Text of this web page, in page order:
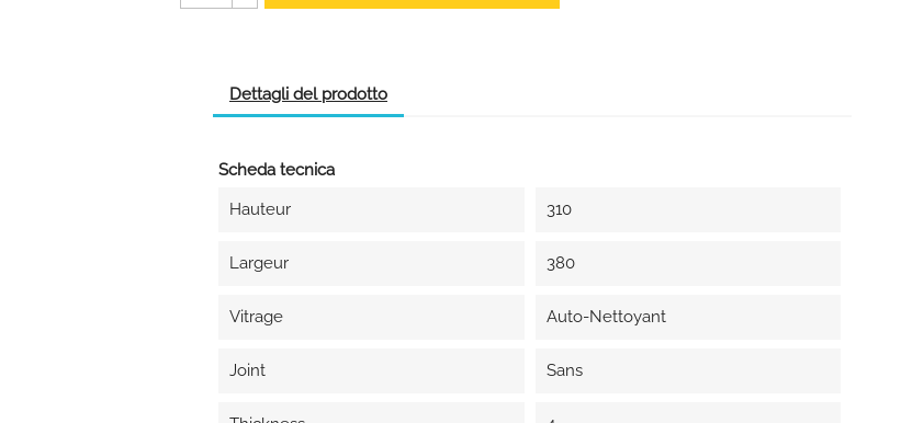
Dettagli del prodotto
Scheda tecnica
Hauteur
310
Largeur 380
Vitrage Auto-Nettoyant
Joint Sans